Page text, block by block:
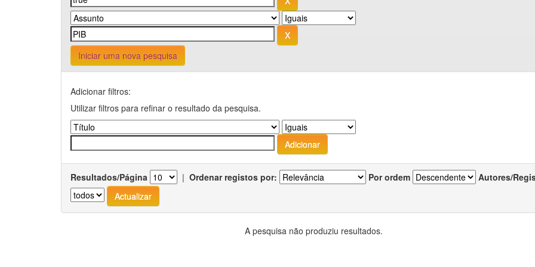
Iniciar uma nova pesquisa
Adicionar filtros:
Utilizar filtros para refinar o resultado da pesquisa.
Resultados/Página | Ordenar registos por: Por ordem Autores/
A pesquisa não produziu resultados.